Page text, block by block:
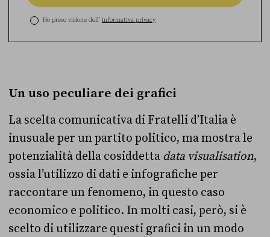
Ho preso visione dell’ informativa privacy
Un uso peculiare dei grafici
La scelta comunicativa di Fratelli d’Italia è
inusuale per un partito politico, ma mostra le
potenzialità della cosiddetta data visualisation,
ossia l’utilizzo di dati e infografiche per
raccontare un fenomeno, in questo caso
economico e politico. In molti casi, però, si è
scelto di utilizzare questi grafici in un modo